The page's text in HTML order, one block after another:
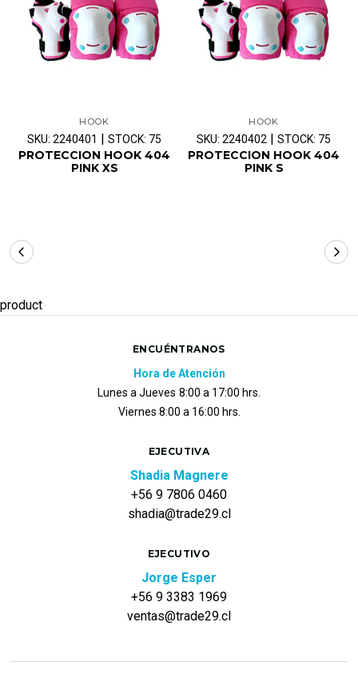
HOOK
SKU: 2240401 STOCK: 75
PROTECCION HOOK 404
PINK XS
HOOK
SKU: 2240402 STOCK: 75
PROTECCION HOOK 404
PINK S
product
ENCUÉNTRANOS
Hora de Atención
Lunes a Jueves 8:00 a 17:00 hrs.
Viernes 8:00 a 16:00 hrs.
EJECUTIVA
Shadia Magnere
+56 9 7806 0460
shadia@trade29.cl
EJECUTIVO
Jorge Esper
+56 9 3383 1969
ventas@trade29.cl